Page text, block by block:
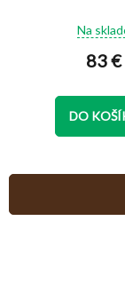
z
5
Na
83 €
DO